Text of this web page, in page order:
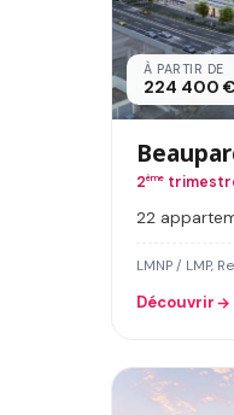
À PARTIR DE
224 400 €
2ème
22
LMNP / LMP,
Découvrir